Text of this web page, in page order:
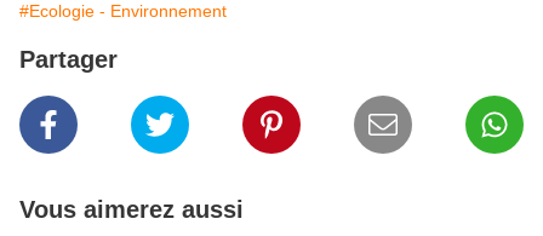
#Ecologie - Environnement
Partager
Vous aimerez aussi